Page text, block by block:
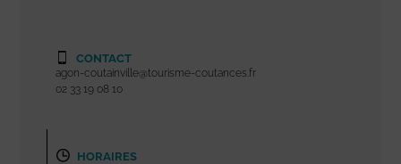
CONTACT
agon-coutainville@tourisme-coutances.fr
02 33 19 08 10
HORAIRES